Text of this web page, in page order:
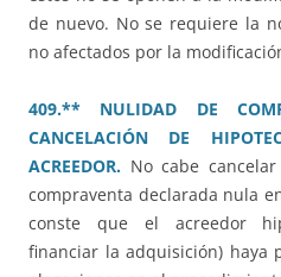
de nuevo. No se requiere la
no afectados por la
409.** NULIDAD DE
CANCELACIÓN DE
ACREEDOR. No cabe
compraventa declarada nula
conste que el acreedor
financiar la adquisición) haya